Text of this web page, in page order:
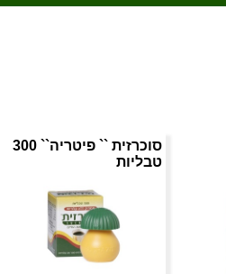
סוכרזית `` פיטריה`` 300
טבליות